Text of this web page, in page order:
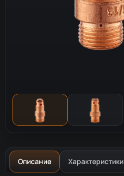
Описание Характеристики